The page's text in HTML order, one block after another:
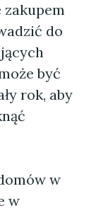
do
być
rok, aby
w
w